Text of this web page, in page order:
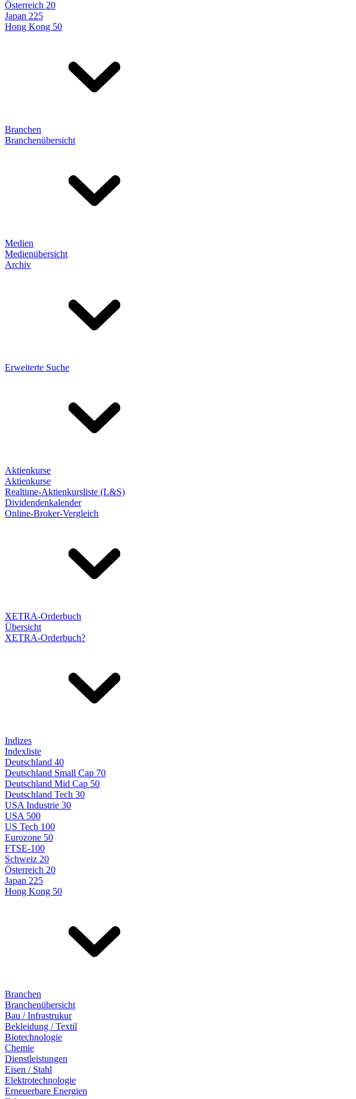
Österreich 20
Japan 225
Hong Kong 50
Branchen
Branchenübersicht
Medien
Medienübersicht
Archiv
Erweiterte Suche
Aktienkurse
Aktienkurse
Realtime-Aktienkursliste (L&S)
Dividendenkalender
Online-Broker-Vergleich
XETRA-Orderbuch
Übersicht
XETRA-Orderbuch?
Indizes
Indexliste
Deutschland 40
Deutschland Small Cap 70
Deutschland Mid Cap 50
Deutschland Tech 30
USA Industrie 30
USA 500
US Tech 100
Eurozone 50
FTSE-100
Schweiz 20
Österreich 20
Japan 225
Hong Kong 50
Branchen
Branchenübersicht
Bau / Infrastrukur
Bekleidung / Textil
Biotechnologie
Chemie
Dienstleistungen
Eisen / Stahl
Elektrotechnologie
Erneuerbare Energien